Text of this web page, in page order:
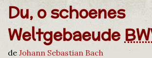
Du, o schoenes
Weltgebaeude
de Johann Sebastian Bach